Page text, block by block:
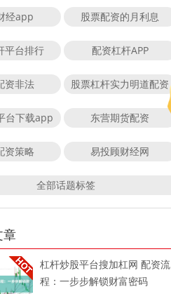
经app 股票配资的月利息
平台排行 配资杠杆APP
资非法 股票杠杆实力明道配资
台下载app 东营期货配资
资策略 易投顾财经网
全部话题标签
章
杠杆炒股平台搜加杠网 配资流
程：一步步解锁财富密码